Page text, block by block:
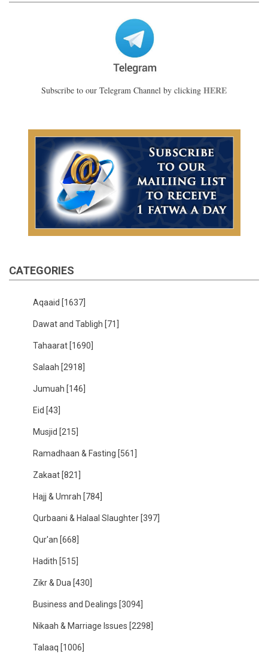
Subscribe to our Telegram Channel by clicking HERE
CATEGORIES
Aqaaid [1637]
Dawat and Tabligh [71]
Tahaarat [1690]
Salaah [2918]
Jumuah [146]
Eid [43]
Musjid [215]
Ramadhaan & Fasting [561]
Zakaat [821]
Hajj & Umrah [784]
Qurbaani & Halaal Slaughter [397]
Qur'an [668]
Hadith [515]
Zikr & Dua [430]
Business and Dealings [3094]
Nikaah & Marriage Issues [2298]
Talaaq [1006]